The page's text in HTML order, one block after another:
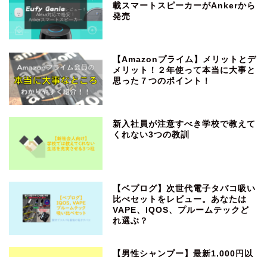
載スマートスピーカーがAnkerから
発売
【Amazonプライム】メリットとデ
メリット！２年使って本当に大事と
思った７つのポイント！
新入社員が注意すべき学校で教えて
くれない3つの教訓
【ベプログ】次世代電子タバコ吸い
比べセットをレビュー。あなたは
VAPE、IQOS、プルームテックど
れ選ぶ？
【男性シャンプー】最新1,000円以